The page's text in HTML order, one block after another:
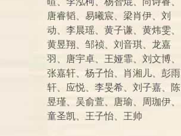
唐睿韬、易曦宸、梁肖伊、刘
动、李晨瑶、黄子谦、黄炜雯、
黄昱翔、邹祯、刘音琪、龙嘉
羽、唐宇卓、王娅霏、刘文博、
张嘉轩、杨子怡、肖湘儿、彭雨
轩、应悦、李旻希、刘子嘉、陈
昱瑾、吴俞萱、唐瑜、周珈伊、
童圣凯、王子怡、王帅